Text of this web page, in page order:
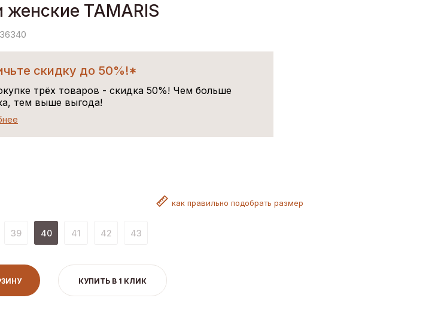
женские TAMARIS
скидку до 50%!*
трёх товаров - скидка 50%! Чем больше
тем выше выгода!
как правильно подобрать размер
39 40 41 42 43
КУПИТЬ В 1 КЛИК